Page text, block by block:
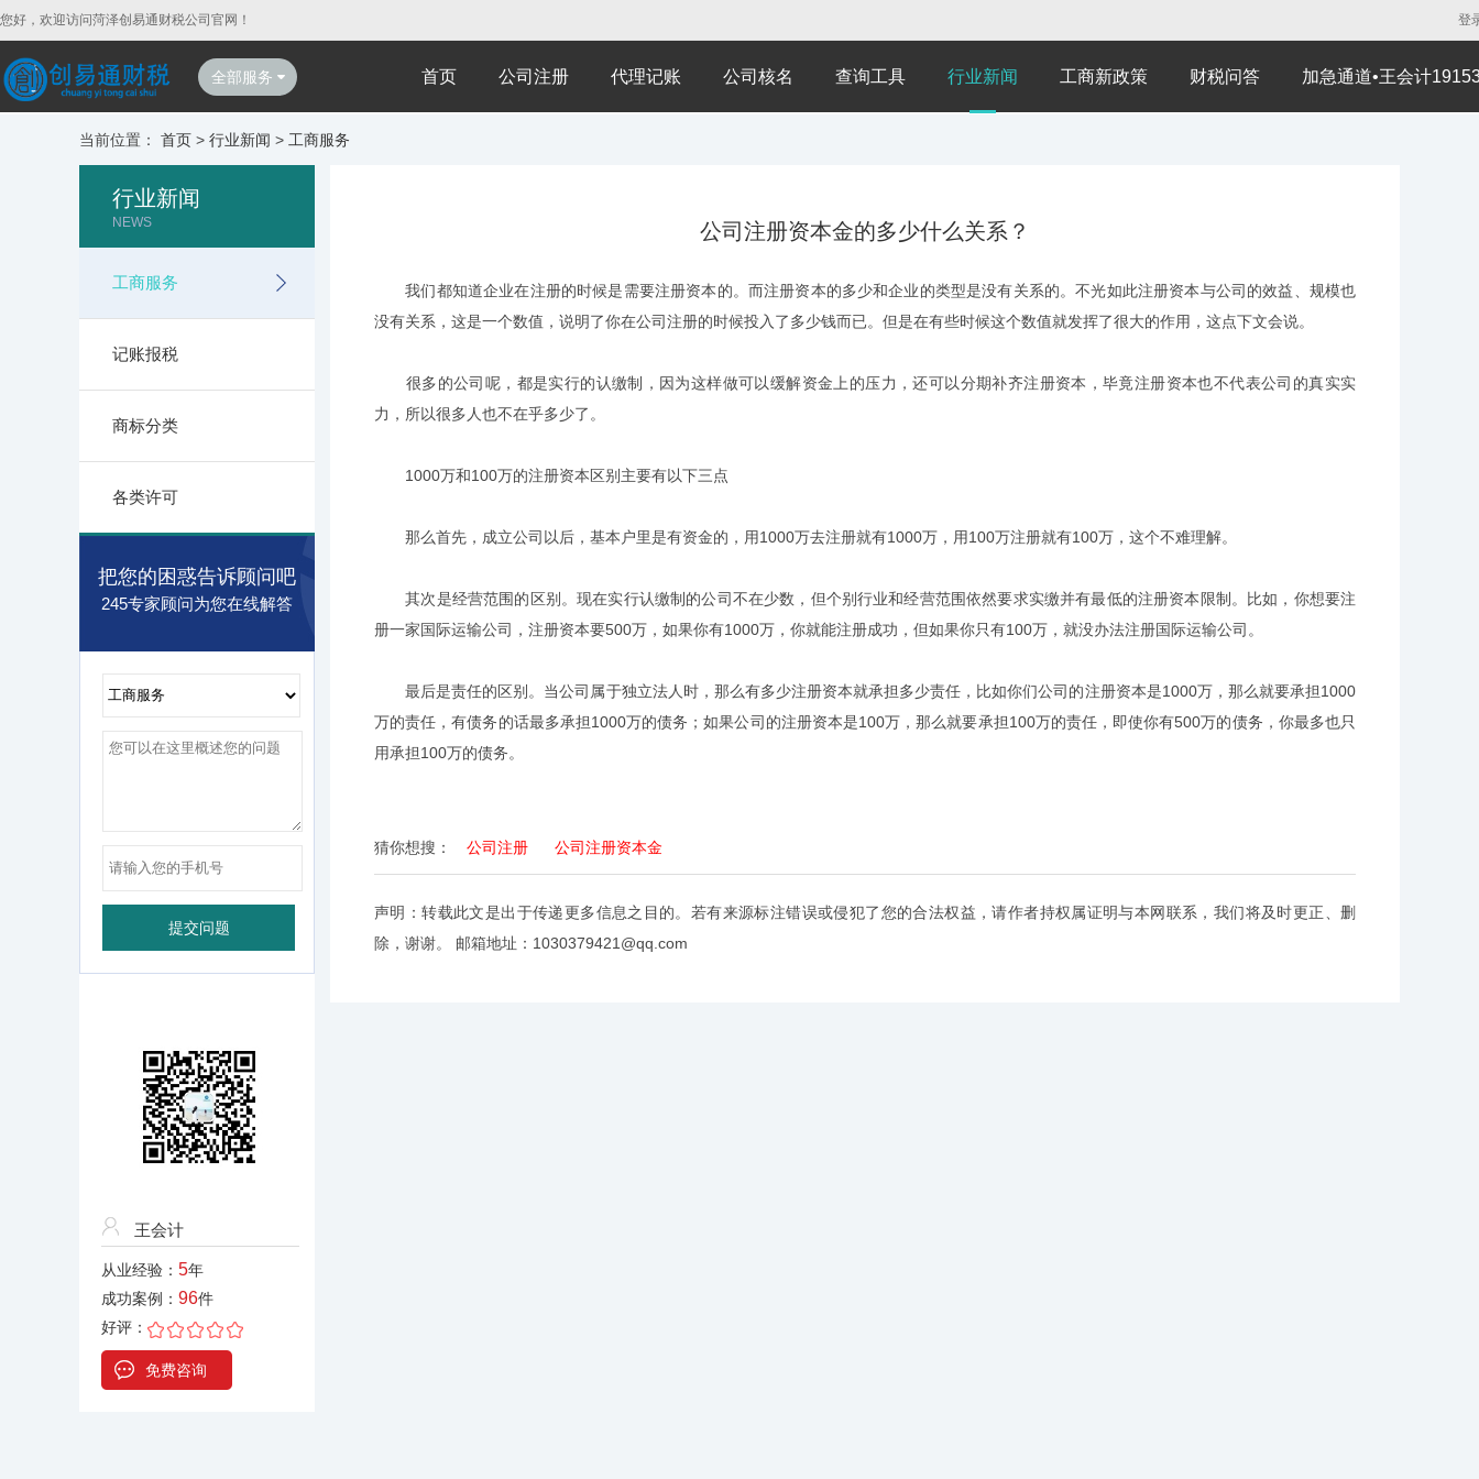
您好，欢迎访问菏泽创易通财税公司官网！ 登
全部服务 首页 公司注册 代理记账 公司核名 查询工具 行业新闻 工商新政策 财税问答 加急通道•王会计
当前位置： 首页 > 行业新闻 > 工商服务
行业新闻
NEWS
工商服务
记账报税
商标分类
各类许可
把您的困惑告诉顾问吧
245专家顾问为您在线解答
王会计
从业经验： 5年
成功案例： 96件
好评：
免费咨询
公司注册资本金的多少什么关系？
我们都知道企业在注册的时候是需要注册资本的。而注册资本的多少和企业的类型是没有关系的。不光如此注册资本与公司的效益、规模也
没有关系，这是一个数值，说明了你在公司注册的时候投入了多少钱而已。但是在有些时候这个数值就发挥了很大的作用，这点下文会说。
很多的公司呢，都是实行的认缴制，因为这样做可以缓解资金上的压力，还可以分期补齐注册资本，毕竟注册资本也不代表公司的真实实
力，所以很多人也不在乎多少了。
1000万和100万的注册资本区别主要有以下三点
那么首先，成立公司以后，基本户里是有资金的，用1000万去注册就有1000万，用100万注册就有100万，这个不难理解。
其次是经营范围的区别。现在实行认缴制的公司不在少数，但个别行业和经营范围依然要求实缴并有最低的注册资本限制。比如，你想要注
册一家国际运输公司，注册资本要500万，如果你有1000万，你就能注册成功，但如果你只有100万，就没办法注册国际运输公司。
最后是责任的区别。当公司属于独立法人时，那么有多少注册资本就承担多少责任，比如你们公司的注册资本是1000万，那么就要承担1000
万的责任，有债务的话最多承担1000万的债务；如果公司的注册资本是100万，那么就要承担100万的责任，即使你有500万的债务，你最多也只
用承担100万的债务。
猜你想搜： 公司注册 公司注册资本金
声明：转载此文是出于传递更多信息之目的。若有来源标注错误或侵犯了您的合法权益，请作者持权属证明与本网联系，我们将及时更正、删
除，谢谢。 邮箱地址：1030379421@qq.com